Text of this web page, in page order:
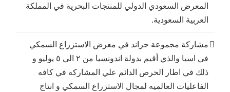
المعرض السعودي الدولي للمنتجات البحرية في المملكة
العربية السعودية.
مشاركة مجموعة جراند في معرض الاستزراع السمكي
في اسيا والذي أقيم بدولة اندونسيا من ٢ الي ٥ يوليو و
ذلك في اطار الحرص الدائم علي المشاركه في كافه
الفاعليات العالميه لمجال الاستزراع السمكي و انتاج